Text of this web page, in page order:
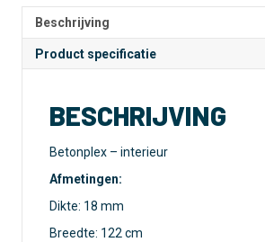
122
aantal
n
t
i
:
Beschrijving
Product specificatie
BESCHRIJVING
Betonplex – interieur
Afmetingen:
Dikte: 18 mm
Breedte: 122 cm